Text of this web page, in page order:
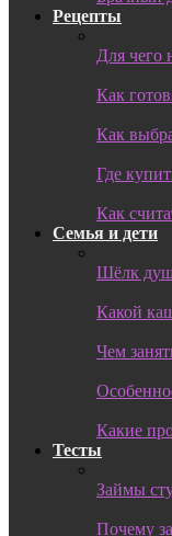
Рецепты
Для чего
Как
Как
Где
Как
Семья и дети
Шёлк
Какой
Чем
Какие
Тесты
Займы
Почему